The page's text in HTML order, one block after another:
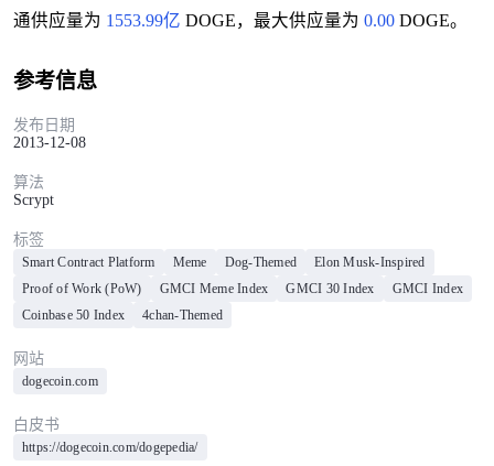
通供应量为 1553.99亿 DOGE，最大供应量为 0.00DOGE。
参考信息
发布日期
2013-12-08
算法
Scrypt
标签
Smart Contract Platform Meme Dog-Themed
Elon Musk-Inspired
Proof of Work (PoW)
GMCI Meme Index GMCI 30 Index
GMCI Index
Coinbase 50 Index
4chan-Themed
网站
dogecoin.com
白皮书
https://dogecoin.com/dogepedia/